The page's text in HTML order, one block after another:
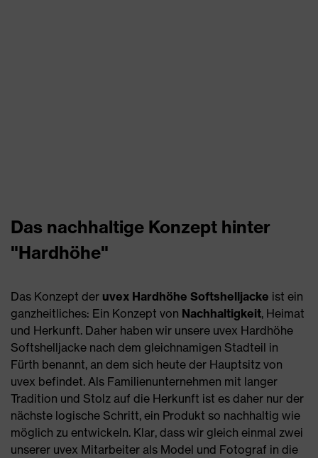
Das nachhaltige Konzept hinter
"Hardhöhe"
Das Konzept der uvex Hardhöhe Softshelljacke ist ein
ganzheitliches: Ein Konzept von Nachhaltigkeit, Heimat
und Herkunft. Daher haben wir unsere uvex Hardhöhe
Softshelljacke nach dem gleichnamigen Stadteil in
Fürth benannt, an dem sich heute der Hauptsitz von
uvex befindet. Als Familienunternehmen mit langer
Tradition und Stolz auf die Herkunft ist es daher nur der
nächste logische Schritt, ein Produkt so nachhaltig wie
möglich zu entwickeln. Klar, dass wir gleich einmal zwei
unserer uvex Mitarbeiter als Model und Fotograf in die